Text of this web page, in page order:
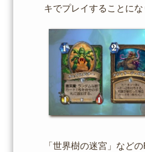
キでプレイすることにな
「世界樹の迷宮」など